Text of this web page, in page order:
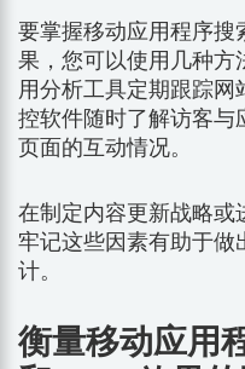
要掌握移动应用程序搜
果，您可以使用几种方
用分析工具定期跟踪
控软件随时了解访客与
页面的互动情况。
在制定内容更新战略或
牢记这些因素有助于做
计。
衡量移动应用